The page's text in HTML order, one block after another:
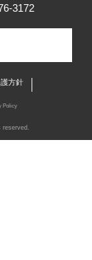
3172
方針
Policy